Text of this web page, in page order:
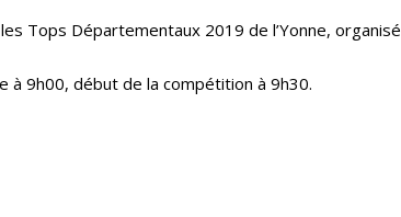
Tops Départementaux 2019 de l’Yonne,
à 9h00, début de la compétition à 9h30.